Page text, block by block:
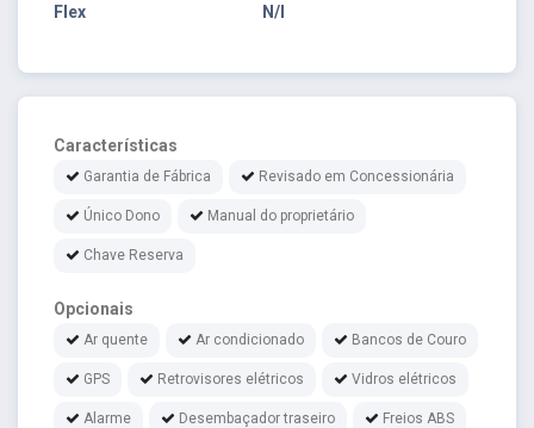
Flex N/I
Características
Garantia de Fábrica Revisado em Concessionária
Único Dono Manual do proprietário
Chave Reserva
Opcionais
Ar quente Ar condicionado Bancos de Couro
GPS Retrovisores elétricos Vidros elétricos
Alarme Desembaçador traseiro Freios ABS